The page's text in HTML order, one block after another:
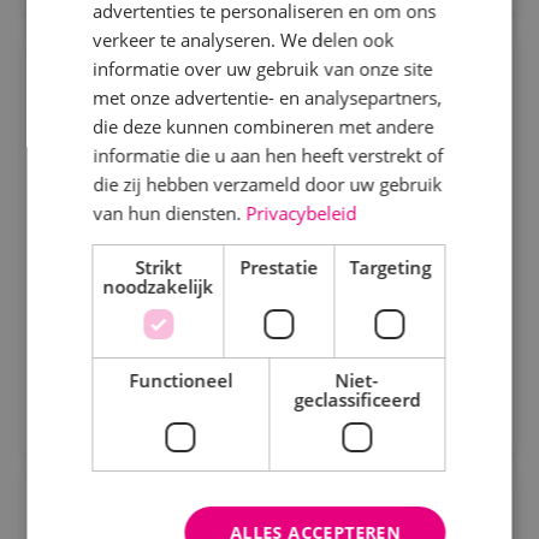
Specialisme
Beveiligingstechniek
Elektrotechniek
Energietechniek
Staf
Uren
Fulltime
Parttime
Projectmonteur beveiligingstechniek
Beveiligingstechniek Fulltime MBO
Sprundel
Wil jij werken aan uitdagende beveiligingsprojecten,
veel vrijheid krijgen in je werk en jezelf ontwikkelen
tot specialist in een vakgebied met toekomst?
Bekijk vacature
Direct solliciteren
Calculator werktuigbouwkunde
advertenties te personaliseren en om ons
verkeer te analyseren. We delen ook
informatie over uw gebruik van onze site
met onze advertentie- en analysepartners,
die deze kunnen combineren met andere
informatie die u aan hen heeft verstrekt of
die zij hebben verzameld door uw gebruik
van hun diensten. Privacybeleid
Strikt
noodzakelijk
Prestatie Targeting
Functioneel
Niet-
geclassificeerd
ALLES ACCEPTEREN